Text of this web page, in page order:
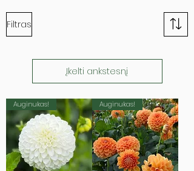
Filtras
Įkelti ankstesnį
Auginukas! Auginukas!